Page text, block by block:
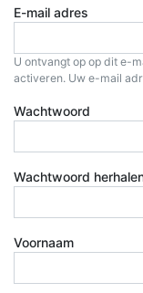
E-mail adres
U ontvangt op op dit e-
activeren. Uw e-mail
Wachtwoord
Wachtwoord
Voornaam